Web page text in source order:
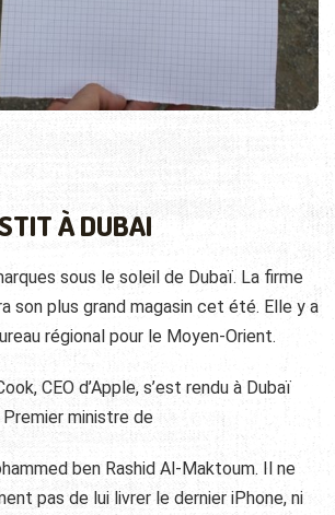
À DUBAI
sous le soleil de Dubaï. La firme
son plus grand magasin cet été. Elle y a
régional pour le Moyen-Orient.
CEO d’Apple, s’est rendu à Dubaï
ministre de
ben Rashid Al-Maktoum. Il ne
pas de lui livrer le dernier iPhone, ni